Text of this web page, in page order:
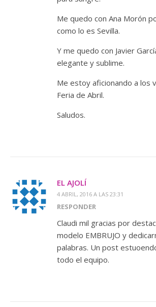
Me quedo con Ana Morón
como lo es Sevilla.
Y me quedo con Javier
elegante y sublime.
Me estoy aficionando a los
Feria de Abril.
Saludos.
EL AJOLÍ
4 ABRIL, 2016 A LAS 23:31
RESPONDER
Claudi mil gracias por
modelo EMBRUJO y
palabras. Un post
todo el equipo.